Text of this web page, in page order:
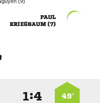

 
49’
: